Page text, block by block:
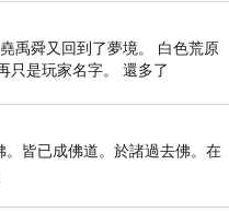
如來證得菩提
呢？這都是因為
，在無為法的證
人見山不是山，
所欲不逾矩的境
禹舜又回到了夢境。 白色荒原
只是玩家名字。 還多了
皆已成佛道。於諸過去佛。在